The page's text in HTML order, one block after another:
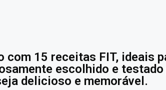
15 receitas FIT, ideais
escolhido e
delicioso e memorável.